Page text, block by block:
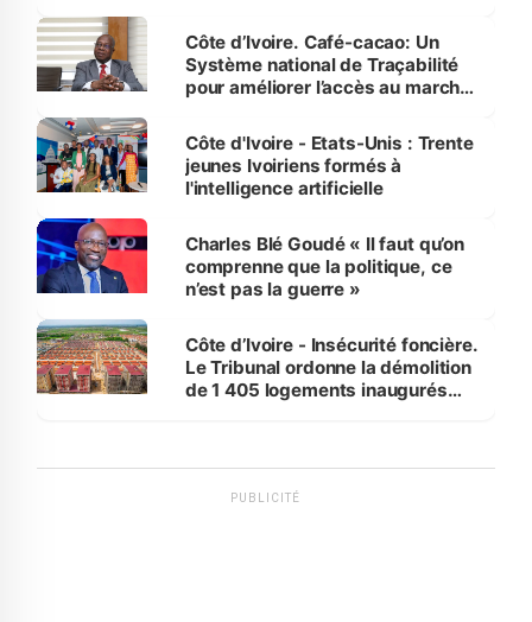
Côte d’Ivoire. Café-cacao: Un
Système national de Traçabilité
pour améliorer l’accès au marché
Côte d'Ivoire - Etats-Unis : Trente
jeunes Ivoiriens formés à
l'intelligence artificielle
Charles Blé Goudé « Il faut qu’on
comprenne que la politique, ce
n’est pas la guerre »
Côte d’Ivoire - Insécurité foncière.
Le Tribunal ordonne la démolition
de 1 405 logements inaugurés
PUBLICITÉ